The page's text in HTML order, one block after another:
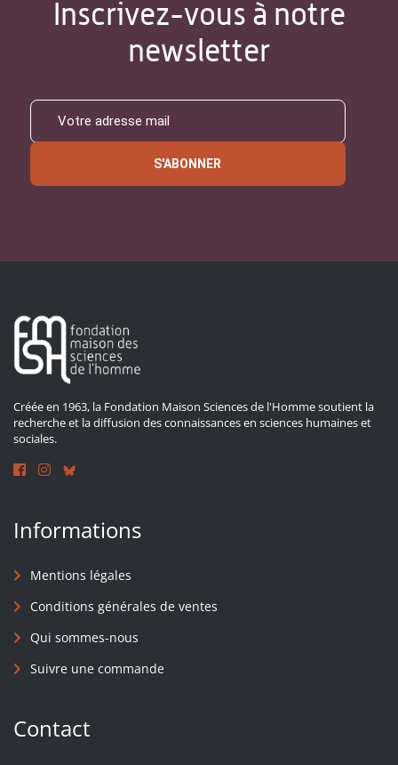
Inscrivez-vous à notre
newsletter
S'ABONNER
Créée en 1963, la Fondation Maison Sciences de l'Homme soutient la
recherche et la diffusion des connaissances en sciences humaines et
sociales.
Informations
Mentions légales
Conditions générales de ventes
Qui sommes-nous
Suivre une commande
Contact